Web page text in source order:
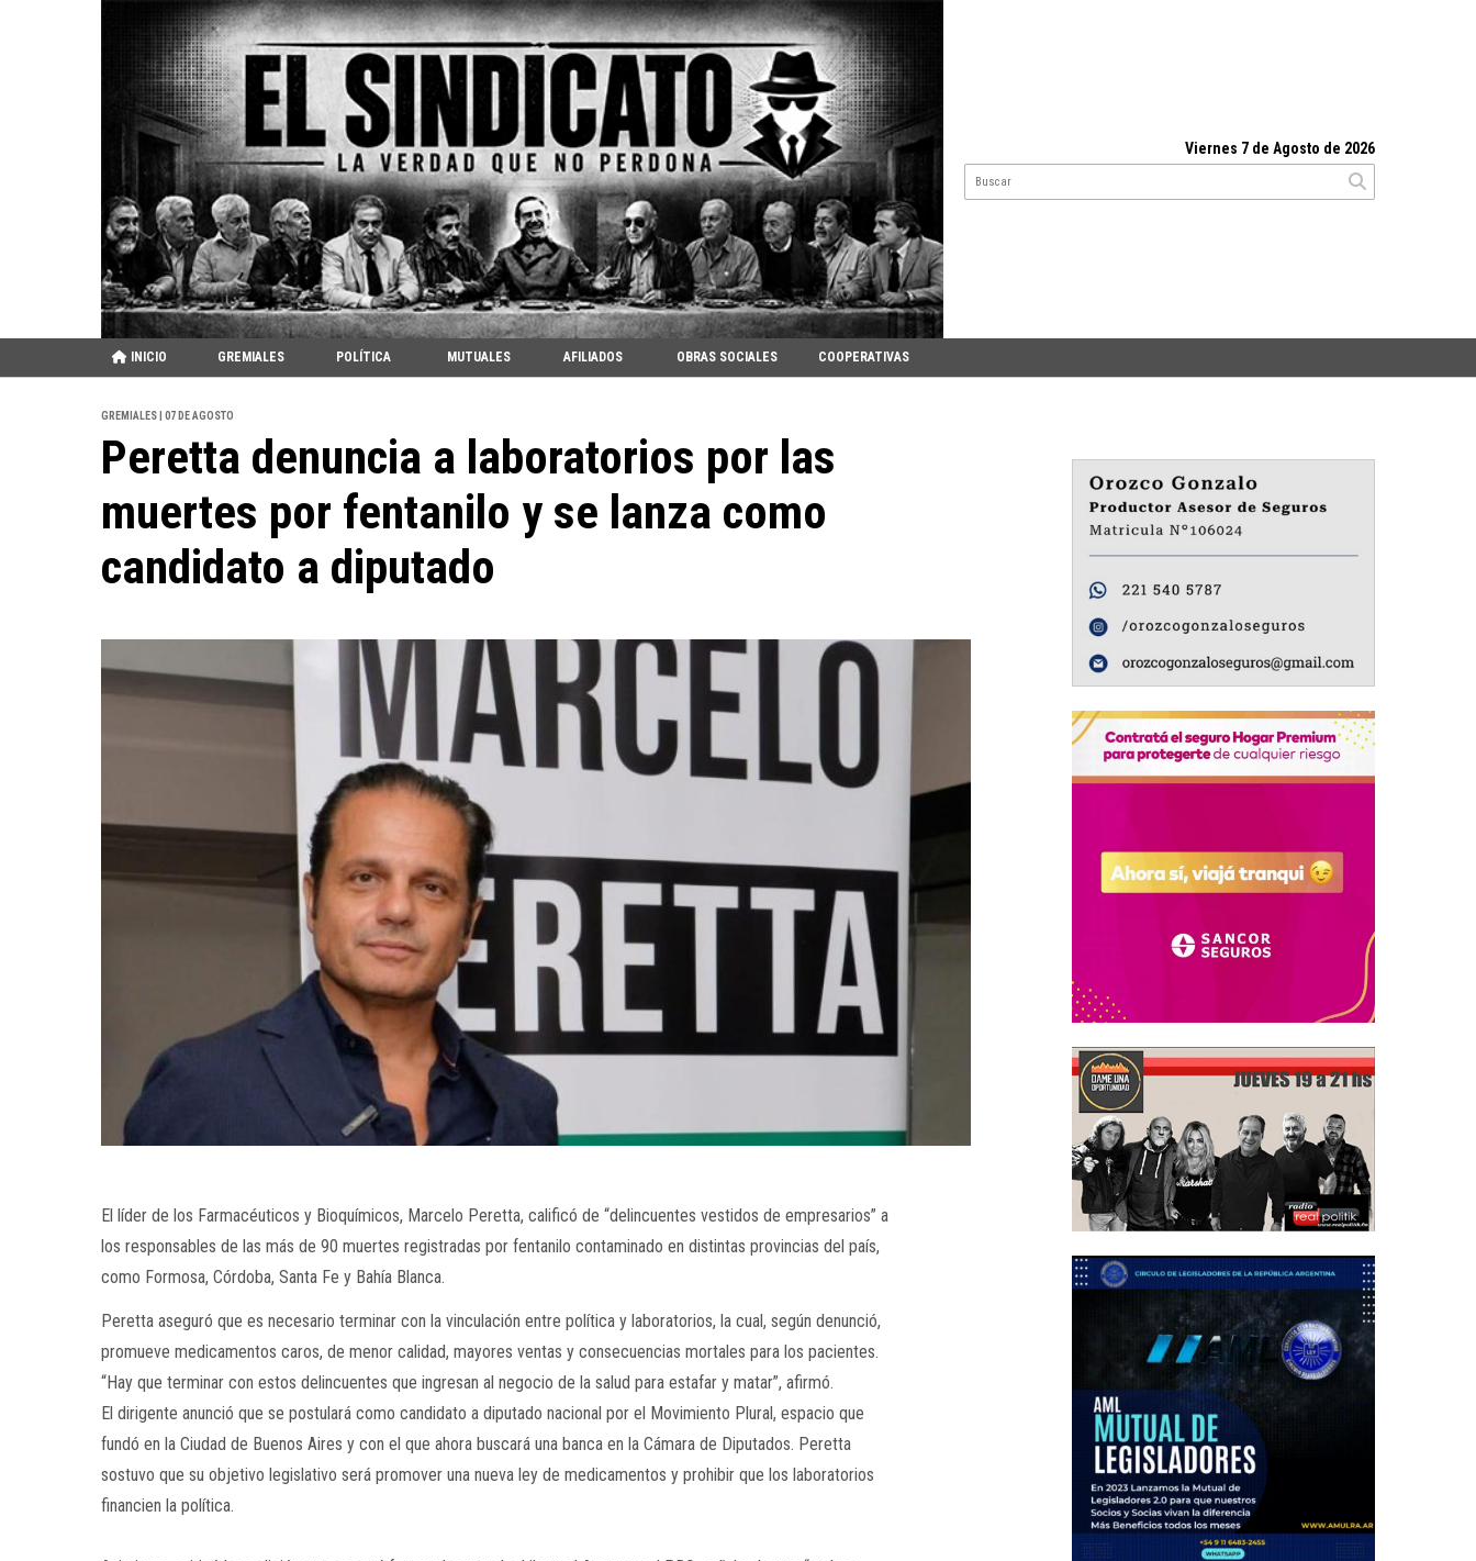
Viernes 7 de Agosto de 2026
INICIO GREMIALES POLÍTICA MUTUALES AFILIADOS OBRAS SOCIALES COOPERATIVAS
GREMIALES | 07 DE AGOSTO
Peretta denuncia a laboratorios por las
muertes por fentanilo y se lanza como
candidato a diputado
El líder de los Farmacéuticos y Bioquímicos, Marcelo Peretta, calificó de “delincuentes vestidos de empresarios” a
los responsables de las más de 90 muertes registradas por fentanilo contaminado en distintas provincias del país,
como Formosa, Córdoba, Santa Fe y Bahía Blanca.
Peretta aseguró que es necesario terminar con la vinculación entre política y laboratorios, la cual, según denunció,
promueve medicamentos caros, de menor calidad, mayores ventas y consecuencias mortales para los pacientes.
“Hay que terminar con estos delincuentes que ingresan al negocio de la salud para estafar y matar”, afirmó.
El dirigente anunció que se postulará como candidato a diputado nacional por el Movimiento Plural, espacio que
fundó en la Ciudad de Buenos Aires y con el que ahora buscará una banca en la Cámara de Diputados. Peretta
sostuvo que su objetivo legislativo será promover una nueva ley de medicamentos y prohibir que los laboratorios
financien la política.